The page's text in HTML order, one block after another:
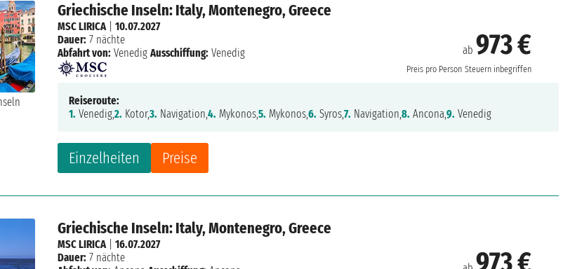
Griechische Inseln: Italy, Montenegro, Greece
ab 973 €
Preis pro Person Steuern inbegriffen
Einzelheiten Preise
MSC LIRICA|10.07.2027
Dauer: 7 nächte
Abfahrt von: Venedig Ausschiffung: Venedig
Reiseroute:
1. Venedig,2. Kotor,3. Navigation,4. Mykonos,5. Mykonos,6. Syros,7. Navigation,8. Ancona,9. Venedig
Griechische Inseln: Italy, Montenegro, Greece
MSC LIRICA|16.07.2027
Dauer: 7 nächte